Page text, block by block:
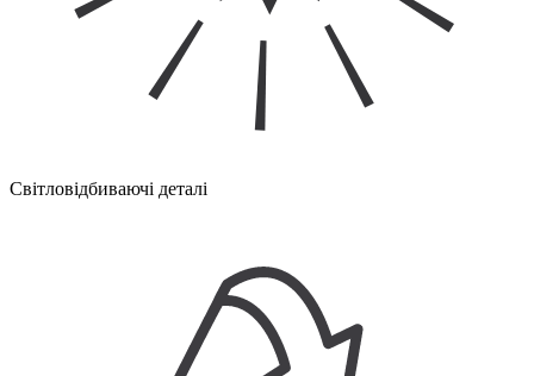
Світловідбиваючі деталі